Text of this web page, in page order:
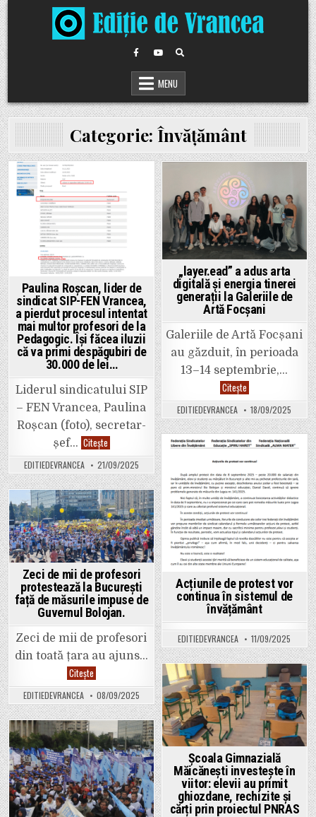
Skip
to
content
MENU
Categorie: Învățământ
Posted
Paulina Roșcan, lider de
sindicat SIP-FEN Vrancea,
a pierdut procesul intentat
mai multor profesori de la
Pedagogic. Își făcea iluzii
că va primi despăgubiri de
30.000 de lei…
Liderul sindicatului SIP
– FEN Vrancea, Paulina
Roșcan (foto), secretar-
șef… CiteștePaulina
Roșcan,
lider
de
sindicat
SIP-
FEN
Vrancea,
a
pierdut
procesul
intentat
mai
multor
profesori
de
la
Pedagogic.
Își
făcea
iluzii
că
va
primi
despăgubiri
de
lei…
EDITIEDEVRANCEA 21/09/2025
Posted
in
„layer.ead” a adus arta
digitală și energia tinerei
generații la Galeriile de
Artă Focșani
Galeriile de Artă Focșani
au găzduit, în perioada
13–14 septembrie,…
Citește„layer.ead”
a
adus
arta
digitală
și
energia
tinerei
generații
Galeriile
de
Artă
Focșani
EDITIEDEVRANCEA 18/09/2025
Posted
in
Acțiunile de protest vor
continua în sistemul de
învățământ
EDITIEDEVRANCEA 11/09/2025
Posted
in
Zeci de mii de profesori
protestează la București
față de măsurile impuse de
Guvernul Bolojan.
Zeci de mii de profesori
din toată țara au ajuns…
CiteșteZeci
de
mii
de
profesori
protestează
București
față
de
măsurile
impuse
de
Guvernul
Bolojan.
EDITIEDEVRANCEA 08/09/2025
Posted
in
Școala Gimnazială
Măicănești investește în
viitor: elevii au primit
ghiozdane, rechizite și
cărți prin proiectul PNRAS
Posted
in